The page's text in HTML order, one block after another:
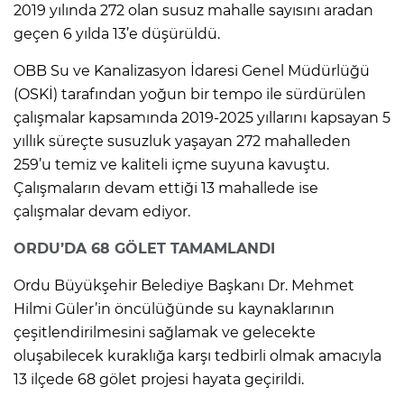
2019 yılında 272 olan susuz mahalle sayısını aradan
geçen 6 yılda 13’e düşürüldü.
OBB Su ve Kanalizasyon İdaresi Genel Müdürlüğü
(OSKİ) tarafından yoğun bir tempo ile sürdürülen
çalışmalar kapsamında 2019-2025 yıllarını kapsayan 5
yıllık süreçte susuzluk yaşayan 272 mahalleden
259’u temiz ve kaliteli içme suyuna kavuştu.
Çalışmaların devam ettiği 13 mahallede ise
çalışmalar devam ediyor.
ORDU’DA 68 GÖLET TAMAMLANDI
Ordu Büyükşehir Belediye Başkanı Dr. Mehmet
Hilmi Güler’in öncülüğünde su kaynaklarının
çeşitlendirilmesini sağlamak ve gelecekte
oluşabilecek kuraklığa karşı tedbirli olmak amacıyla
13 ilçede 68 gölet projesi hayata geçirildi.